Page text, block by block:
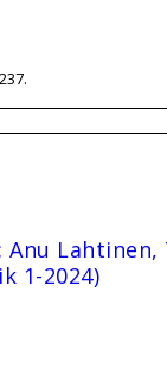
Anu Lahtinen,
1-2024)